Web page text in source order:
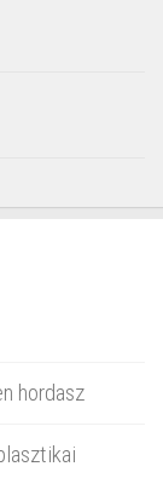
hordasz